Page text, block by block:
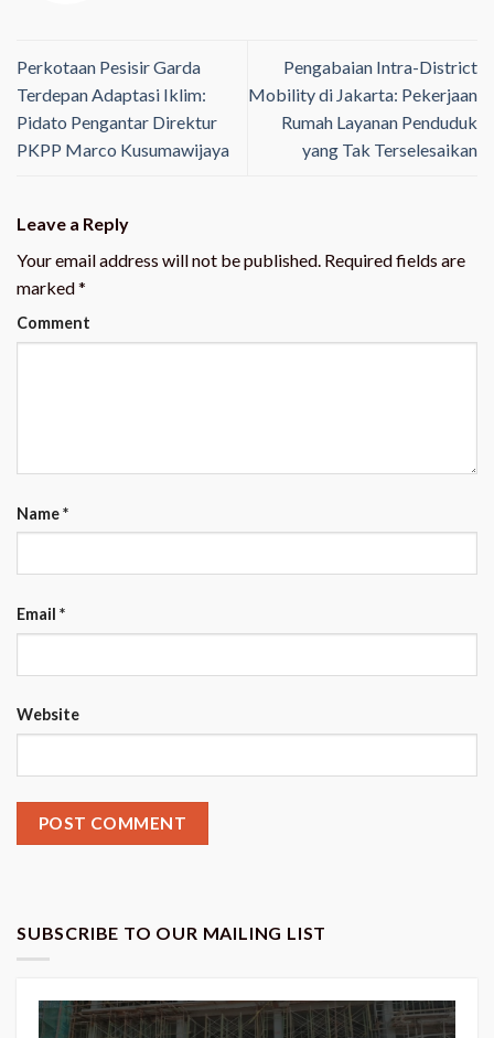
Perkotaan Pesisir Garda
Terdepan Adaptasi Iklim:
Pidato Pengantar Direktur
PKPP Marco Kusumawijaya
Pengabaian Intra-District
Mobility di Jakarta: Pekerjaan
Rumah Layanan Penduduk
yang Tak Terselesaikan
Leave a Reply
Your email address will not be published. Required fields are
marked*
Comment
Name*
Email *
Website
SUBSCRIBE TO OUR MAILING LIST